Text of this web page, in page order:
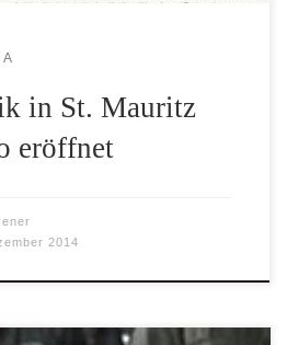
in St. Mauritz
eröffnet
2014